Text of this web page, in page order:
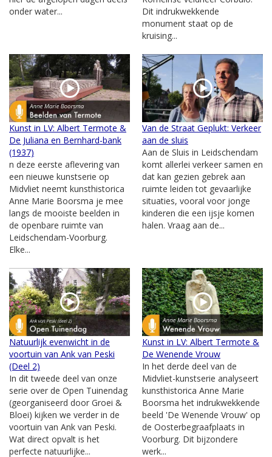
onder water...
Dit indrukwekkende
monument staat op de
kruising...
Kunst in LV: Albert Termote &
De Juliana en Bernhard-bank
(1937)
n deze eerste aflevering van
een nieuwe kunstserie op
Midvliet neemt kunsthistorica
Anne Marie Boorsma je mee
langs de mooiste beelden in
de openbare ruimte van
Leidschendam-Voorburg.
Elke...
Van de Straat Geplukt: Verkeer
aan de sluis
Aan de Sluis in Leidschendam
komt allerlei verkeer samen en
dat kan gezien gebrek aan
ruimte leiden tot gevaarlijke
situaties, vooral voor jonge
kinderen die een ijsje komen
halen. Vraag aan de...
Natuurlijk evenwicht in de
voortuin van Ank van Peski
(Deel 2)
In dit tweede deel van onze
serie over de Open Tuinendag
(georganiseerd door Groei &
Bloei) kijken we verder in de
voortuin van Ank van Peski.
Wat direct opvalt is het
perfecte natuurlijke...
Kunst in LV: Albert Termote &
De Wenende Vrouw
In het derde deel van de
Midvliet-kunstserie analyseert
kunsthistorica Anne Marie
Boorsma het indrukwekkende
beeld 'De Wenende Vrouw' op
de Oosterbegraafplaats in
Voorburg. Dit bijzondere
werk...